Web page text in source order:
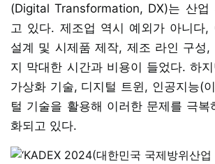
(Digital Transformation, DX)는 산업
고 있다. 제조업 역시 예외가 아니다,
설계 및 시제품 제작, 제조 라인 구성,
지 막대한 시간과 비용이 들었다. 하
가상화 기술, 디지털 트윈, 인공지능(
털 기술을 활용해 이러한 문제를 극복
화되고 있다.